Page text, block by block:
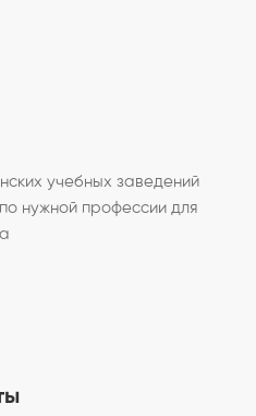
учебных заведений
нужной профессии для